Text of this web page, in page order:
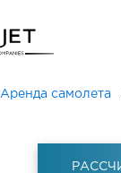
Аренда самолета